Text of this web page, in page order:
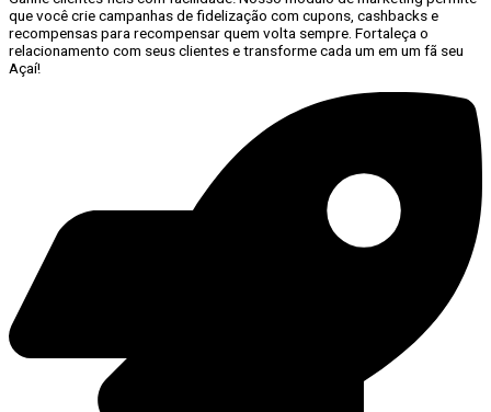
que você crie campanhas de fidelização com cupons, cashbacks e
recompensas para recompensar quem volta sempre. Fortaleça o
relacionamento com seus clientes e transforme cada um em um fã seu
Açaí!